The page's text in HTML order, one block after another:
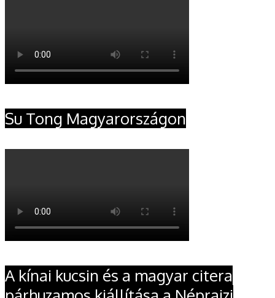
Su Tong Magyarországon
A kínai kucsin és a magyar citera